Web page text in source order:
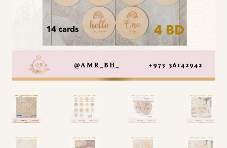
Arabic Language اللغة العربية
National Day العيد الوطني
STATIONARY القرطاسية
Birthdays أعياد الميلاد
Organizers قسم التنظيم